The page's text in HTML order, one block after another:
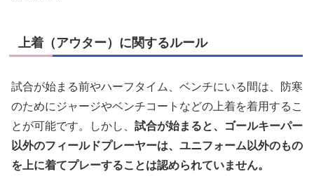
上着（アウター）に関するルール
試合が始まる前やハーフタイム、ベンチにいる間は、防寒
のためにジャージやベンチコートなどの上着を着用するこ
とが可能です。しかし、 試合が始まると、ゴールキーパー
以外のフィールドプレーヤーは、ユニフォーム以外のもの
を上に着てプレーすることは認められていません。